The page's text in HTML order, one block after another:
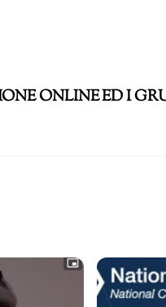
ONLINE ED I